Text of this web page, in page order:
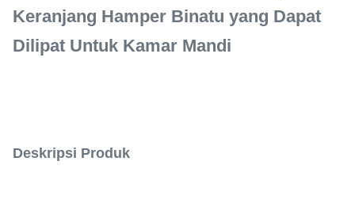
Keranjang Hamper Binatu yang Dapat
Dilipat Untuk Kamar Mandi
Deskripsi Produk